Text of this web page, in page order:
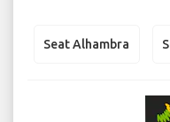
Seat Alhambra